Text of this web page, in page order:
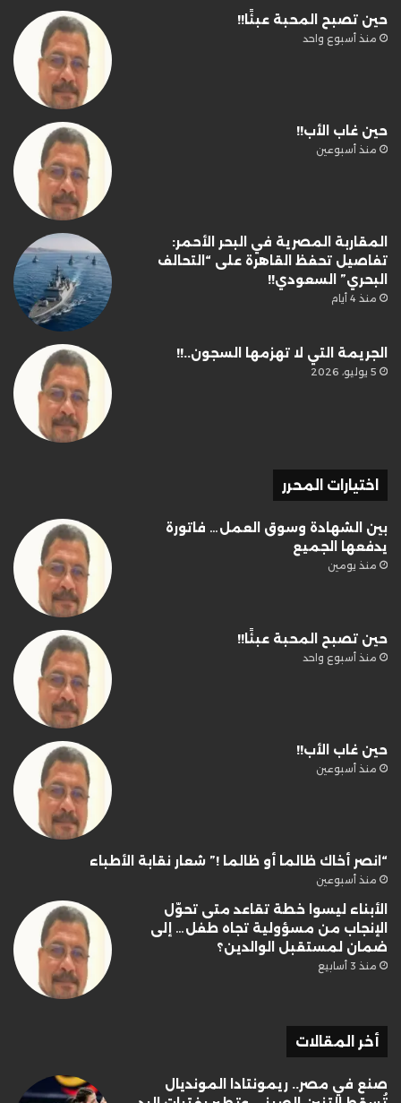
حين تصبح المحبة عبئًا!!
منذ أسبوع واحد
حين غاب الأب!!
منذ أسبوعين
المقاربة المصرية في البحر الأحمر:
تفاصيل تحفظ القاهرة على “التحالف
البحري” السعودي!!
منذ 4 أيام
الجريمة التي لا تهزمها السجون..!!
5 يوليو، 2026
اختيارات المحرر
بين الشهادة وسوق العمل… فاتورة
يدفعها الجميع
منذ يومين
حين تصبح المحبة عبئًا!!
منذ أسبوع واحد
حين غاب الأب!!
منذ أسبوعين
“انصر أخاك ظالما أو ظالما !” شعار نقابة الأطباء
منذ أسبوعين
الأبناء ليسوا خطة تقاعد متى تحوّل
الإنجاب من مسؤولية تجاه طفل… إلى
ضمان لمستقبل الوالدين؟
منذ 3 أسابيع
أخر المقالات
صنع في مصر.. ريمونتادا المونديال